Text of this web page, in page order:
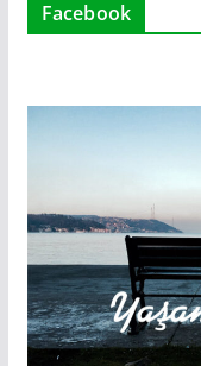
Facebook